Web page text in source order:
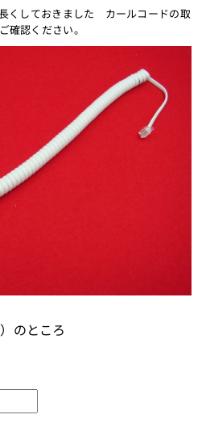
くしておきました カールコードの取
確認ください。
のところ